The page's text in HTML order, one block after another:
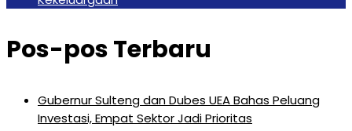
Pos-pos Terbaru
Gubernur Sulteng dan Dubes UEA Bahas Peluang
Investasi, Empat Sektor Jadi Prioritas